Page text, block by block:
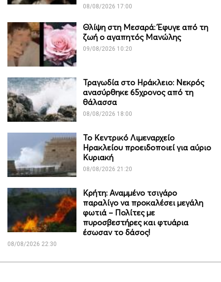
08/08/2026 17:00
Θλίψη στη Μεσαρά: Έφυγε από τη
ζωή ο αγαπητός Μανώλης
09/08/2026 10:20
Τραγωδία στο Ηράκλειο: Νεκρός
ανασύρθηκε 65χρονος από τη
θάλασσα
08/08/2026 18:00
Το Κεντρικό Λιμεναρχείο
Ηρακλείου προειδοποιεί για αύριο
Κυριακή
08/08/2026 21:20
Κρήτη: Αναμμένο τσιγάρο
παραλίγο να προκαλέσει μεγάλη
φωτιά – Πολίτες με
πυροσβεστήρες και φτυάρια
έσωσαν το δάσος!
08/08/2026 22:30